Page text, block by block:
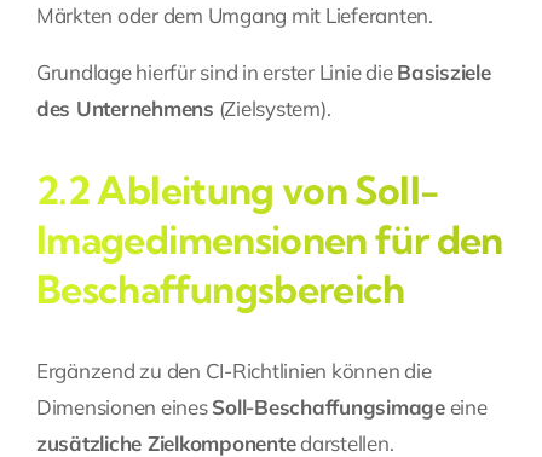
Märkten oder dem Umgang mit Lieferanten.
Grundlage hierfür sind in erster Linie dieBasisziele
des Unternehmens (Zielsystem).
2.2 Ableitung von Soll-
Imagedimensionen für den
Beschaffungsbereich
Ergänzend zu den CI-Richtlinien können die
Dimensionen einesSoll-Beschaffungsimageeine
zusätzliche Zielkomponentedarstellen.